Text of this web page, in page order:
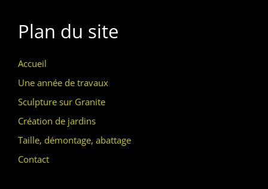
Plan du site
Accueil
Une année de travaux
Sculpture sur Granite
Création de jardins
Taille, démontage, abattage
Contact